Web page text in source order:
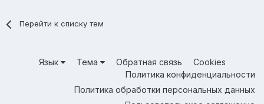
Перейти к списку тем
Язык Тема Обратная связь
Cookies
Политика конфиденциальности
Политика обработки персональных данных